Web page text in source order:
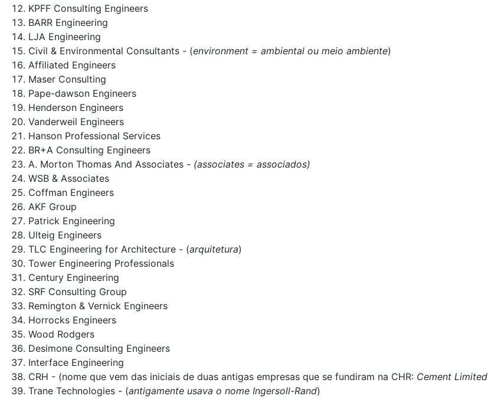
KPFF Consulting Engineers
BARR Engineering
LJA Engineering
Civil & Environmental Consultants - (environment = ambiental ou meio ambiente)
Affiliated Engineers
Maser Consulting
Pape-dawson Engineers
Henderson Engineers
Vanderweil Engineers
Hanson Professional Services
BR+A Consulting Engineers
A. Morton Thomas And Associates - (associates = associados)
WSB & Associates
Coffman Engineers
AKF Group
Patrick Engineering
Ulteig Engineers
TLC Engineering for Architecture - (arquitetura)
Tower Engineering Professionals
Century Engineering
SRF Consulting Group
Remington & Vernick Engineers
Horrocks Engineers
Wood Rodgers
Desimone Consulting Engineers
Interface Engineering
CRH - (nome que vem das iniciais de duas antigas empresas que se fundiram na CHR: Cement Limited
Trane Technologies - (antigamente usava o nome Ingersoll-Rand)